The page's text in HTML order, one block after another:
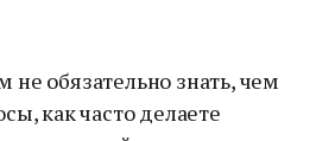
обязательно знать, чем
как часто делаете